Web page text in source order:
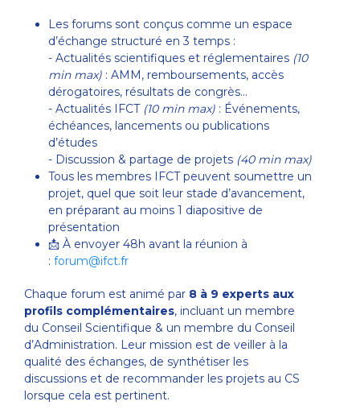
Les forums sont conçus comme un espace
d’échange structuré en 3 temps :
- Actualités scientifiques et réglementaires (10
min max) : AMM, remboursements, accès
dérogatoires, résultats de congrès…
- Actualités IFCT (10 min max) : Événements,
échéances, lancements ou publications
d’études
- Discussion & partage de projets (40 min max)
Tous les membres IFCT peuvent soumettre un
projet, quel que soit leur stade d’avancement,
en préparant au moins 1 diapositive de
présentation
📩 À envoyer 48h avant la réunion à
: forum@ifct.fr
Chaque forum est animé par 8 à 9 experts aux
profils complémentaires, incluant un membre
du Conseil Scientifique & un membre du Conseil
d’Administration. Leur mission est de veiller à la
qualité des échanges, de synthétiser les
discussions et de recommander les projets au CS
lorsque cela est pertinent.